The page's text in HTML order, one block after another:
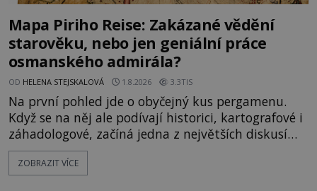
Mapa Piriho Reise: Zakázané vědění
starověku, nebo jen geniální práce
osmanského admirála?
OD HELENA STEJSKALOVÁ 1.8.2026 3.3TIS
Na první pohled jde o obyčejný kus pergamenu.
Když se na něj ale podívají historici, kartografové i
záhadologové, začíná jedna z největších diskusí
moderní historie. Osmanský admirál Piri Reis roku
1513 kreslí mapu světa, která překvapuje
ZOBRAZIT VÍCE